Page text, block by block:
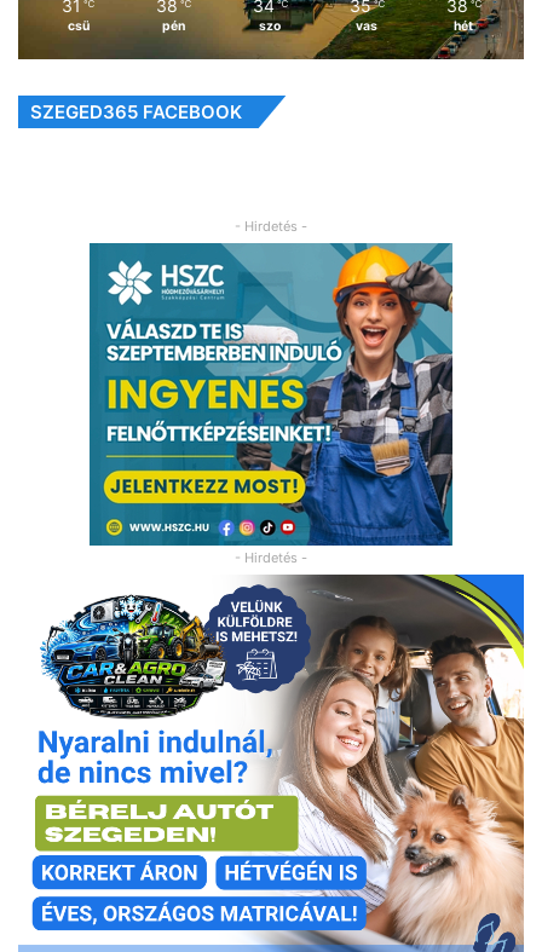
31 ℃
csü
38 ℃
pén
34 ℃
szo
35 ℃
vas
38 ℃
hét
SZEGED365 FACEBOOK
- Hirdetés -
- Hirdetés -